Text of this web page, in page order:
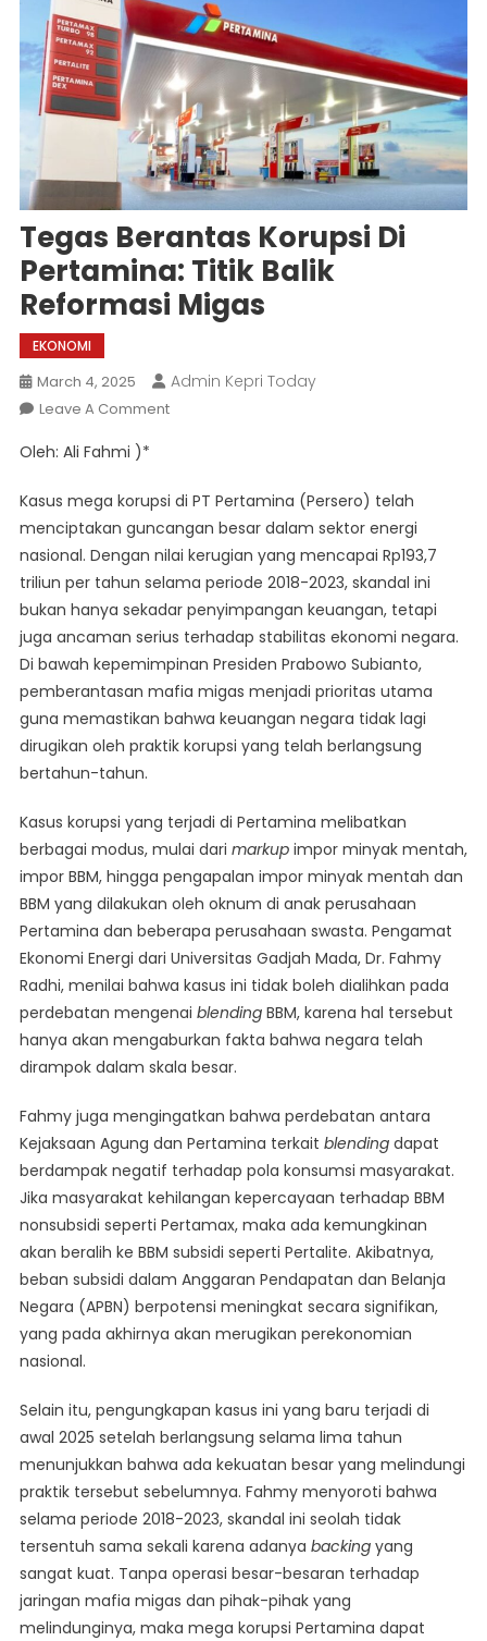
Tegas Berantas Korupsi Di
Pertamina: Titik Balik
Reformasi Migas
EKONOMI
March 4, 2025 Admin Kepri Today
Leave A CommentOn
Di
Pertamina:
Titik
Balik
Reformasi
Migas
Oleh: Ali Fahmi )*
Kasus mega korupsi di PT Pertamina (Persero) telah
menciptakan guncangan besar dalam sektor energi
nasional. Dengan nilai kerugian yang mencapai Rp193,7
triliun per tahun selama periode 2018-2023, skandal ini
bukan hanya sekadar penyimpangan keuangan, tetapi
juga ancaman serius terhadap stabilitas ekonomi negara.
Di bawah kepemimpinan Presiden Prabowo Subianto,
pemberantasan mafia migas menjadi prioritas utama
guna memastikan bahwa keuangan negara tidak lagi
dirugikan oleh praktik korupsi yang telah berlangsung
bertahun-tahun.
Kasus korupsi yang terjadi di Pertamina melibatkan
berbagai modus, mulai dari markupimpor minyak mentah,
impor BBM, hingga pengapalan impor minyak mentah dan
BBM yang dilakukan oleh oknum di anak perusahaan
Pertamina dan beberapa perusahaan swasta. Pengamat
Ekonomi Energi dari Universitas Gadjah Mada, Dr. Fahmy
Radhi, menilai bahwa kasus ini tidak boleh dialihkan pada
perdebatan mengenai blendingBBM, karena hal tersebut
hanya akan mengaburkan fakta bahwa negara telah
dirampok dalam skala besar.
Fahmy juga mengingatkan bahwa perdebatan antara
Kejaksaan Agung dan Pertamina terkait blendingdapat
berdampak negatif terhadap pola konsumsi masyarakat.
Jika masyarakat kehilangan kepercayaan terhadap BBM
nonsubsidi seperti Pertamax, maka ada kemungkinan
akan beralih ke BBM subsidi seperti Pertalite. Akibatnya,
beban subsidi dalam Anggaran Pendapatan dan Belanja
Negara (APBN) berpotensi meningkat secara signifikan,
yang pada akhirnya akan merugikan perekonomian
nasional.
Selain itu, pengungkapan kasus ini yang baru terjadi di
awal 2025 setelah berlangsung selama lima tahun
menunjukkan bahwa ada kekuatan besar yang melindungi
praktik tersebut sebelumnya. Fahmy menyoroti bahwa
selama periode 2018-2023, skandal ini seolah tidak
tersentuh sama sekali karena adanya backingyang
sangat kuat. Tanpa operasi besar-besaran terhadap
jaringan mafia migas dan pihak-pihak yang
melindunginya, maka mega korupsi Pertamina dapat